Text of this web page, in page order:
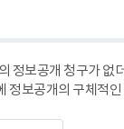
정보공개 청구가 없
정보공개의 구체적